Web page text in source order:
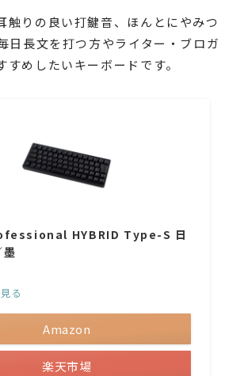
触りの良い打鍵音、ほんとにやみつ
日長文を打つ方やライター・ブロガ
すめしたいキーボードです。
HYBRID Type-S 日
墨
る
Amazon
楽天市場